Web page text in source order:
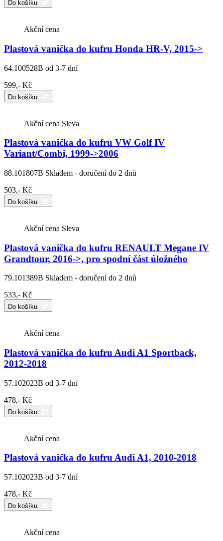
Do košíku
Akční cena
Plastová vanička do kufru Honda HR-V, 2015->
64.100528B od 3-7 dní
599,- Kč
Do košíku
Akční cena Sleva
Plastová vanička do kufru VW Golf IV
Variant/Combi, 1999->2006
88.101807B Skladem - doručení do 2 dnů
503,- Kč
Do košíku
Akční cena Sleva
Plastová vanička do kufru RENAULT Megane IV
Grandtour, 2016->, pro spodní část úložného
79.101389B Skladem - doručení do 2 dnů
533,- Kč
Do košíku
Akční cena
Plastová vanička do kufru Audi A1 Sportback,
2012-2018
57.102023B od 3-7 dní
478,- Kč
Do košíku
Akční cena
Plastová vanička do kufru Audi A1, 2010-2018
57.102023B od 3-7 dní
478,- Kč
Do košíku
Akční cena